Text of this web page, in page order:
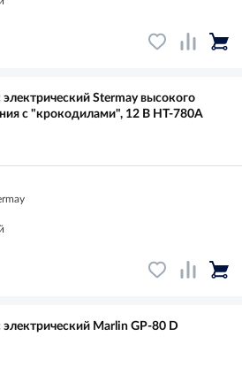
электрический Stermay высокого
с "крокодилами", 12 В HT-780A
электрический Marlin GP-80 D